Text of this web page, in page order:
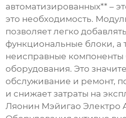
автоматизированных** –
это необходимость.
позволяет легко
функциональные блоки, а
неисправные компоненты
оборудования. Это
обслуживание и ремонт,
и снижает затраты на
Ляонин Мэйигао Электро